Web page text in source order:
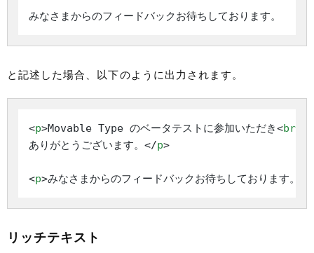
と記述した場合、以下のように出力されます。
<p>Movable Type のベータテストに参加いただき<br
ありがとうございます。 </p>
<p>みなさまからのフィードバックお待ちしております。
リッチテキスト